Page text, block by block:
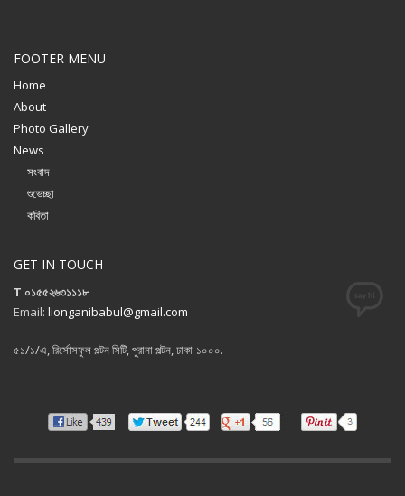
FOOTER MENU
Home
About
Photo Gallery
News
সংবাদ
শুভেচ্ছা
কবিতা
GET IN TOUCH
T ০১৫৫২৬৩১১১৮
Email: lionganibabul@gmail.com
৫১/১/এ, রির্সোসফুল পল্টন সিটি, পুরানা পল্টন, ঢাকা-১০০০.